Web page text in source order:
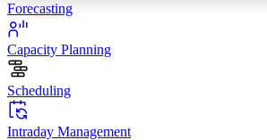
Forecasting
Capacity Planning
Scheduling
Intraday Management